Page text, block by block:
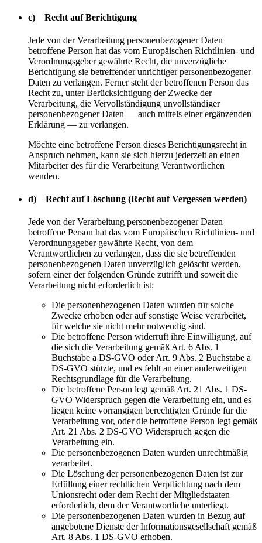
c) Recht auf Berichtigung
Jede von der Verarbeitung personenbezogener Daten
betroffene Person hat das vom Europäischen Richtlinien- und
Verordnungsgeber gewährte Recht, die unverzügliche
Berichtigung sie betreffender unrichtiger personenbezogener
Daten zu verlangen. Ferner steht der betroffenen Person das
Recht zu, unter Berücksichtigung der Zwecke der
Verarbeitung, die Vervollständigung unvollständiger
personenbezogener Daten — auch mittels einer ergänzenden
Erklärung — zu verlangen.
Möchte eine betroffene Person dieses Berichtigungsrecht in
Anspruch nehmen, kann sie sich hierzu jederzeit an einen
Mitarbeiter des für die Verarbeitung Verantwortlichen
wenden.
d) Recht auf Löschung (Recht auf Vergessen werden)
Jede von der Verarbeitung personenbezogener Daten
betroffene Person hat das vom Europäischen Richtlinien- und
Verordnungsgeber gewährte Recht, von dem
Verantwortlichen zu verlangen, dass die sie betreffenden
personenbezogenen Daten unverzüglich gelöscht werden,
sofern einer der folgenden Gründe zutrifft und soweit die
Verarbeitung nicht erforderlich ist:
Die personenbezogenen Daten wurden für solche
Zwecke erhoben oder auf sonstige Weise verarbeitet,
für welche sie nicht mehr notwendig sind.
Die betroffene Person widerruft ihre Einwilligung, auf
die sich die Verarbeitung gemäß Art. 6 Abs. 1
Buchstabe a DS-GVO oder Art. 9 Abs. 2 Buchstabe a
DS-GVO stützte, und es fehlt an einer anderweitigen
Rechtsgrundlage für die Verarbeitung.
Die betroffene Person legt gemäß Art. 21 Abs. 1 DS-
GVO Widerspruch gegen die Verarbeitung ein, und es
liegen keine vorrangigen berechtigten Gründe für die
Verarbeitung vor, oder die betroffene Person legt gemäß
Art. 21 Abs. 2 DS-GVO Widerspruch gegen die
Verarbeitung ein.
Die personenbezogenen Daten wurden unrechtmäßig
verarbeitet.
Die Löschung der personenbezogenen Daten ist zur
Erfüllung einer rechtlichen Verpflichtung nach dem
Unionsrecht oder dem Recht der Mitgliedstaaten
erforderlich, dem der Verantwortliche unterliegt.
Die personenbezogenen Daten wurden in Bezug auf
angebotene Dienste der Informationsgesellschaft gemäß
Art. 8 Abs. 1 DS-GVO erhoben.